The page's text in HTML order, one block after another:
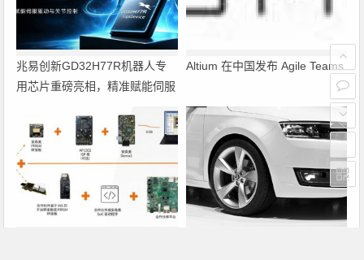
兆易创新GD32H77R机器人专
用芯片重磅亮相，精准赋能伺服
Altium 在中国发布 Agile Teams